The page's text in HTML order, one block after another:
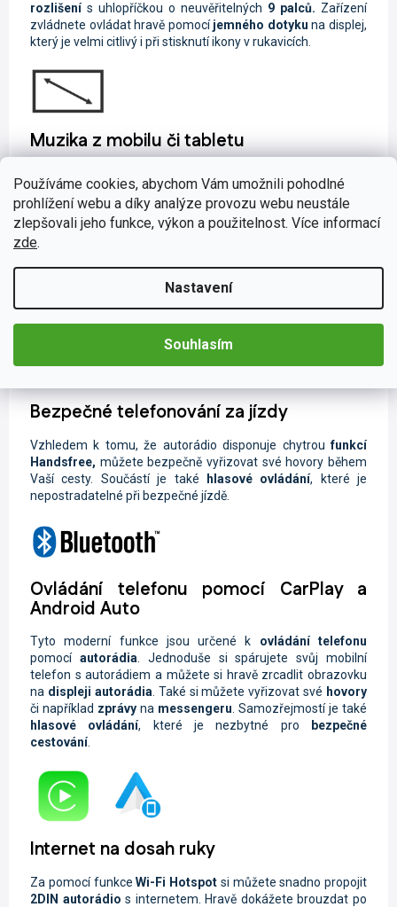
Používáme cookies, abychom Vám umožnili pohodlné
prohlížení webu a díky analýze provozu webu neustále
zlepšovali jeho funkce, výkon a použitelnost. Více informací
zde.
Nastavení
Souhlasím
rozlišenís uhlopříčkou o neuvěřitelných 9 palců. Zařízení
zvládnete ovládat hravě pomocíjemného dotyku na displej,
který je velmi citlivý i při stisknutí ikony v rukavicích.
Muzika z mobilu či tabletu
jízdy neuvěřitelně zkrátí. Díky širokému spektru možnosti
připojení nebudete odkázáni pouze na rozhlasové vysílání.
Svou oblíbenou hudbu a videa můžete sdílet pomocíUSB
flashdisku či
telefon nebo přehrávač, nalaďte si oblíbené rádiové stanice
naFM/AMfrekvenci či na digitálním vysíláníDAB+.
Bezpečné telefonování za jízdy
Vzhledem k tomu, že autorádio disponuje chytroufunkcí
Handsfree, můžete bezpečně vyřizovat své hovory během
Vaší cesty. Součástí je také hlasové ovládání, které je
nepostradatelné při bezpečné jízdě.
Ovládání telefonu pomocí CarPlay a
Android Auto
Tyto moderní funkce jsou určené k ovládání telefonu
pomocíautorádia . Jednoduše si spárujete svůj mobilní
telefon s autorádiem a můžete si hravě zrcadlit obrazovku
na displeji autorádia . Také si můžete vyřizovat své hovory
či například zprávy na messengeru . Samozřejmostí je také
hlasové ovládání, které je nezbytné pro
bezpečné
cestování.
Internet na dosah ruky
Za pomocí funkceWi-Fi Hotspot si můžete snadno propojit
2DIN autorádio s internetem. Hravě dokážete brouzdat po